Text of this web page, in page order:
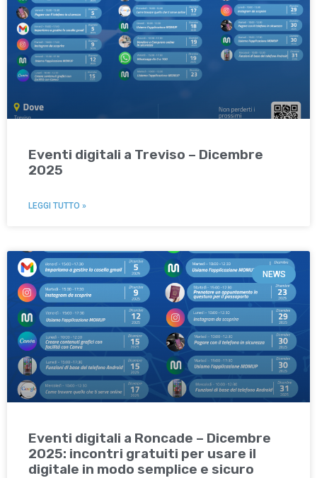
Eventi digitali a Treviso – Dicembre
2025
LEGGI TUTTO »
NEWS
Eventi digitali a Roncade – Dicembre
2025: incontri gratuiti per usare il
digitale in modo semplice e sicuro